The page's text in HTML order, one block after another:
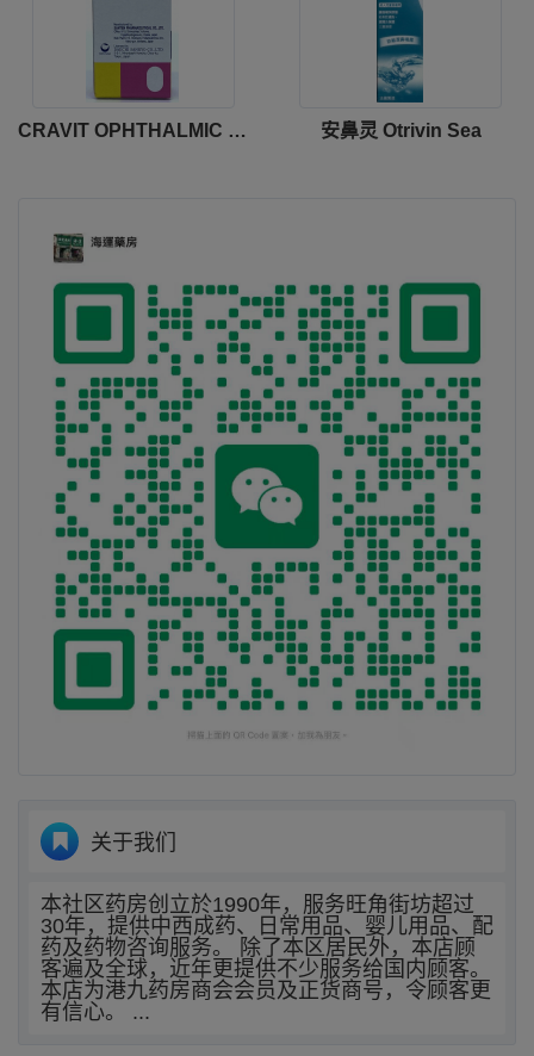
CRAVIT OPHTHALMIC SOLUTION 安鼻灵 Otrivin Sea
关于我们
本社区药房创立於1990年，服务旺角街坊超过
30年，提供中西成药、日常用品、婴儿用品、配
药及药物咨询服务。 除了本区居民外，本店顾
客遍及全球，近年更提供不少服务给国内顾客。
本店为港九药房商会会员及正货商号，令顾客更
有信心。 ...